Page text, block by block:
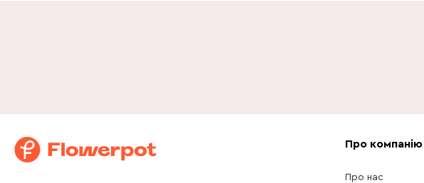
Про компанію
Про нас